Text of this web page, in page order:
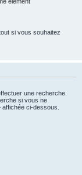
si vous souhaitez
une recherche.
si vous ne
ci-dessous.